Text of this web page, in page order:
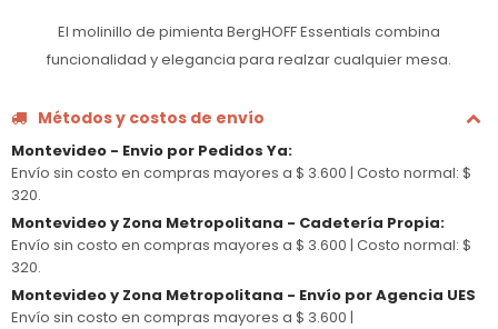
El molinillo de pimienta BergHOFF Essentials combina
funcionalidad y elegancia para realzar cualquier mesa.
Métodos y costos de envío
Montevideo - Envio por Pedidos Ya:
Envío sin costo en compras mayores a $ 3.600 | Costo normal: $
320.
Montevideo y Zona Metropolitana - Cadetería Propia:
Envío sin costo en compras mayores a $ 3.600 | Costo normal: $
320.
Montevideo y Zona Metropolitana - Envío por Agencia UES
Envío sin costo en compras mayores a $ 3.600 |